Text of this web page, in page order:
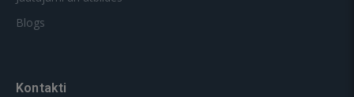
Blogs
Kontakti